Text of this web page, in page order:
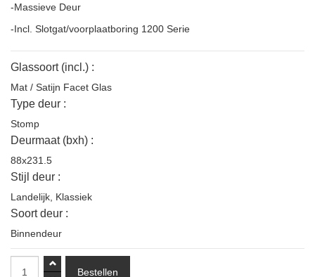
-Massieve Deur
-Incl. Slotgat/voorplaatboring 1200 Serie
Glassoort (incl.) :
Mat / Satijn Facet Glas
Type deur :
Stomp
Deurmaat (bxh) :
88x231.5
Stijl deur :
Landelijk Klassiek
Soort deur :
Binnendeur